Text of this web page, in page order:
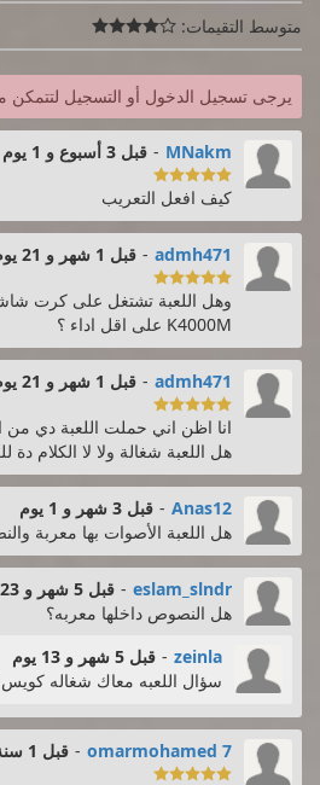
متوسط التقيمات: 
يرجى تسجيل الدخول أو التسجيل لتتمكن
MNakm
- قبل 3 أسبوع و 1 يوم

كيف افعل التعريب
admh471
- قبل 1 شهر و 21 يوم

K4000M على اقل اداء ؟
admh471
- قبل 1 شهر و 21 يوم

انا اظن اني حملت اللعبة دي
هل اللعبة شغالة ولا لا الكلام دة
Anas12
- قبل 3 شهر و 1 يوم
هل اللعبة الأصوات بها معربة
eslam_slndr
- قبل 5 شهر و 23 يوم
هل النصوص داخلها معربه؟
zeinla
- قبل 5 شهر و 13 يوم
سؤال اللعبه معاك شغاله
omarmohamed 7
- قبل 1 سنة و 3 شهر
